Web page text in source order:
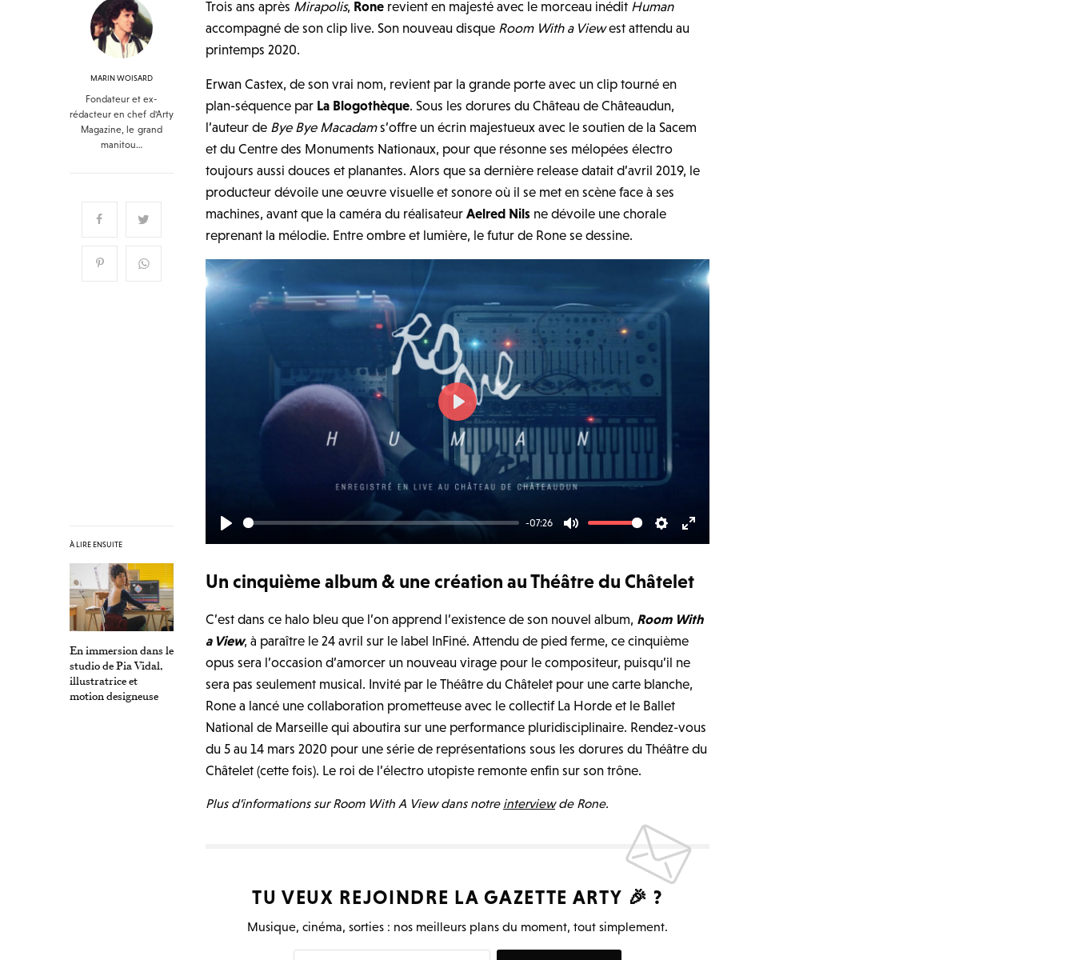
MARIN WOISARD
Fondateur et ex-
rédacteur en chef d'Arty
Magazine, le grand
manitou…
À LIRE ENSUITE
En immersion dans le
studio de Pia Vidal,
illustratrice et
motion designeuse
Trois ans après Mirapolis, Rone revient en majesté avec le morceau inédit Human
accompagné de son clip live. Son nouveau disque Room With a Viewest attendu au
printemps 2020.
Erwan Castex, de son vrai nom, revient par la grande porte avec un clip tourné en
plan-séquence par La Blogothèque. Sous les dorures du Château de Châteaudun,
l’auteur de Bye Bye Macadams’offre un écrin majestueux avec le soutien de la Sacem
et du Centre des Monuments Nationaux, pour que résonne ses mélopées électro
toujours aussi douces et planantes. Alors que sa dernière release datait d’avril 2019, le
producteur dévoile une œuvre visuelle et sonore où il se met en scène face à ses
machines, avant que la caméra du réalisateurAelred Nils ne dévoile une chorale
reprenant la mélodie. Entre ombre et lumière, le futur de Rone se dessine.
P
a
-07:26
M
t
S
t
s
E
t
s
n
P
l
a
y
Un cinquième album & une création au Théâtre du Châtelet
C’est dans ce halo bleu que l’on apprend l’existence de son nouvel album, Room With
a View, à paraître le 24 avril sur le label InFiné. Attendu de pied ferme, ce cinquième
opus sera l’occasion d’amorcer un nouveau virage pour le compositeur, puisqu’il ne
sera pas seulement musical. Invité par le Théâtre du Châtelet pour une carte blanche,
Rone a lancé une collaboration prometteuse avec le collectif La Horde et le Ballet
National de Marseille qui aboutira sur une performance pluridisciplinaire. Rendez-vous
du 5 au 14 mars 2020 pour une série de représentations sous les dorures du Théâtre du
Châtelet (cette fois). Le roi de l’électro utopiste remonte enfin sur son trône.
Plus d’informations sur Room With A View dans notre interviewde Rone.
TU VEUX REJOINDRE LAGAZETTE ARTY 🎉 ?
Musique, cinéma, sorties : nos meilleurs plans du moment, tout simplement.